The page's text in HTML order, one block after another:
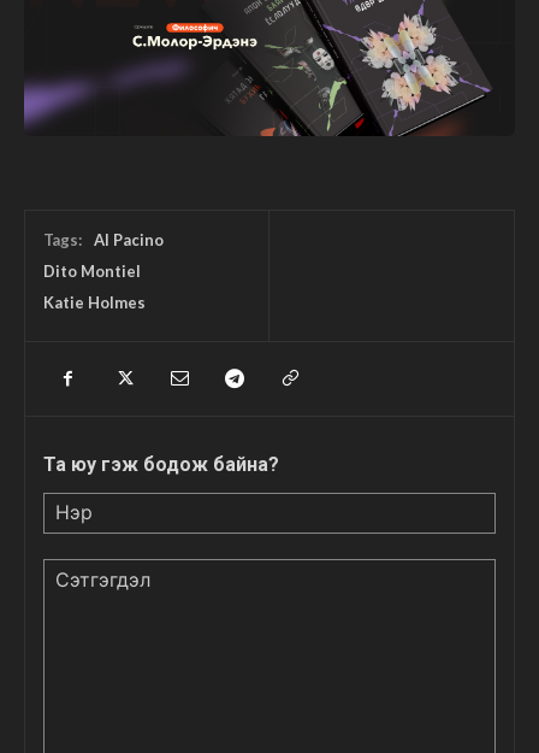
Tags:
Al Pacino
Dito Montiel
Katie Holmes
Та юу гэж бодож байна?